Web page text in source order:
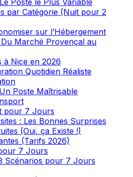
Poste le Plus Variable
par Catégorie (Nuit pour 2
sur l’Hébergement
Marché Provençal au
à Nice en 2026
Quotidien Réaliste
Poste Maîtrisable
pour 7 Jours
: Les Bonnes Surprises
(Oui, ça Existe !)
(Tarifs 2026)
7 Jours
Scénarios pour 7 Jours